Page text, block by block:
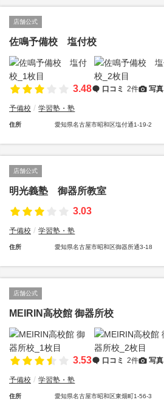
店舗公式
佐鳴予備校 塩付校
3.48 口コミ 2件 写真
予備校 学習塾・塾
住所 愛知県名古屋市昭和区塩付通1-19-2
店舗公式
明光義塾 御器所教室
3.03
予備校 学習塾・塾
住所 愛知県名古屋市昭和区御器所通3-18
店舗公式
MEIRIN高校館 御器所校
3.53 口コミ 2件 写真
予備校 学習塾・塾
住所 愛知県名古屋市昭和区東畑町1-56-3